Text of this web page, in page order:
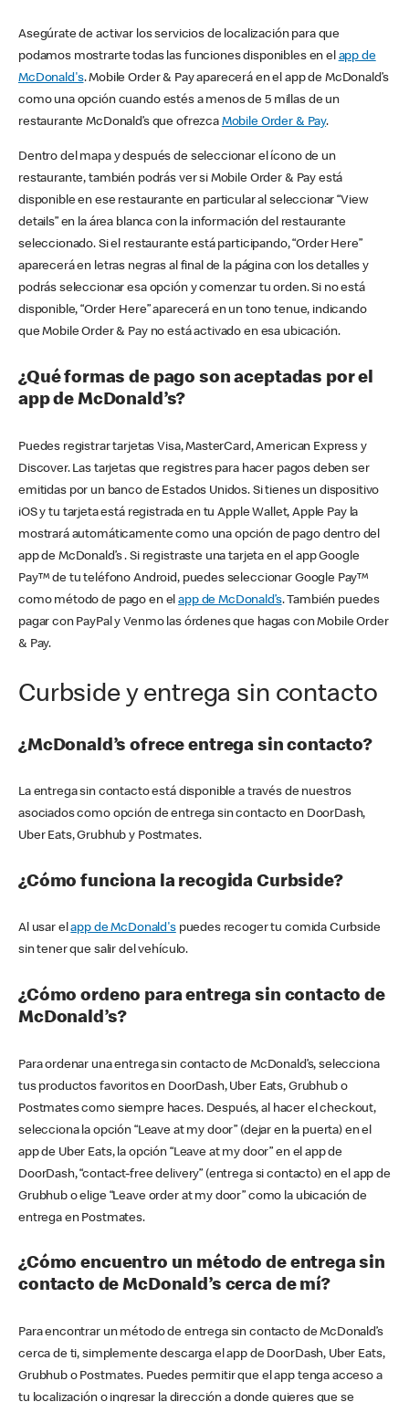
Asegúrate de activar los servicios de localización para que
podamos mostrarte todas las funciones disponibles en el app de
McDonald's. Mobile Order & Pay aparecerá en el app de McDonald’s
como una opción cuando estés a menos de 5 millas de un
restaurante McDonald’s que ofrezca Mobile Order & Pay.
Dentro del mapa y después de seleccionar el ícono de un
restaurante, también podrás ver si Mobile Order & Pay está
disponible en ese restaurante en particular al seleccionar “View
details” en la área blanca con la información del restaurante
seleccionado. Si el restaurante está participando, “Order Here”
aparecerá en letras negras al final de la página con los detalles y
podrás seleccionar esa opción y comenzar tu orden. Si no está
disponible, “Order Here” aparecerá en un tono tenue, indicando
que Mobile Order & Pay no está activado en esa ubicación.
¿Qué formas de pago son aceptadas por el
app de McDonald’s?
Puedes registrar tarjetas Visa, MasterCard, American Express y
Discover. Las tarjetas que registres para hacer pagos deben ser
emitidas por un banco de Estados Unidos. Si tienes un dispositivo
iOS y tu tarjeta está registrada en tu Apple Wallet, Apple Pay la
mostrará automáticamente como una opción de pago dentro del
app de McDonald’s . Si registraste una tarjeta en el app Google
Pay™ de tu teléfono Android, puedes seleccionar Google Pay™
como método de pago en elapp de McDonald’s. También puedes
pagar con PayPal y Venmo las órdenes que hagas con Mobile Order
& Pay.
Curbside y entrega sin contacto
¿McDonald’s ofrece entrega sin contacto?
La entrega sin contacto está disponible a través de nuestros
asociados como opción de entrega sin contacto en DoorDash,
Uber Eats, Grubhub y Postmates.
¿Cómo funciona la recogida Curbside?
Al usar elapp de McDonald'spuedes recoger tu comida Curbside
sin tener que salir del vehículo.
¿Cómo ordeno para entrega sin contacto de
McDonald’s?
Para ordenar una entrega sin contacto de McDonald’s, selecciona
tus productos favoritos en DoorDash, Uber Eats, Grubhub o
Postmates como siempre haces. Después, al hacer el checkout,
selecciona la opción “Leave at my door” (dejar en la puerta) en el
app de Uber Eats, la opción “Leave at my door” en el app de
DoorDash, “contact-free delivery” (entrega si contacto) en el app de
Grubhub o elige “Leave order at my door” como la ubicación de
entrega en Postmates.
¿Cómo encuentro un método de entrega sin
contacto de McDonald’s cerca de mí?
Para encontrar un método de entrega sin contacto de McDonald’s
cerca de ti, simplemente descarga el app de DoorDash, Uber Eats,
Grubhub o Postmates. Puedes permitir que el app tenga acceso a
tu localización o ingresar la dirección a donde quieres que se